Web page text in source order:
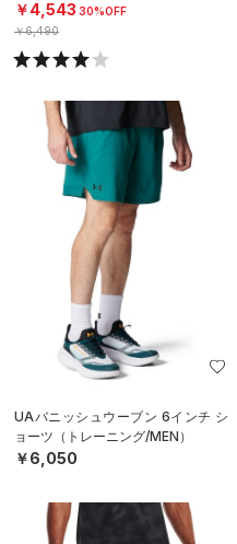
￥4,543 30%OFF
￥6,490
UAバニッシュウーブン 6インチ シ
ョーツ（トレーニング/MEN）
￥6,050